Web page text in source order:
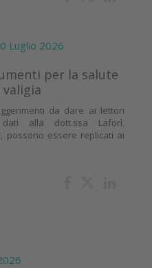
Luglio 2026
per la salute
da dare ai lettori
alla dott.ssa Laforì.
possono essere replicati ai